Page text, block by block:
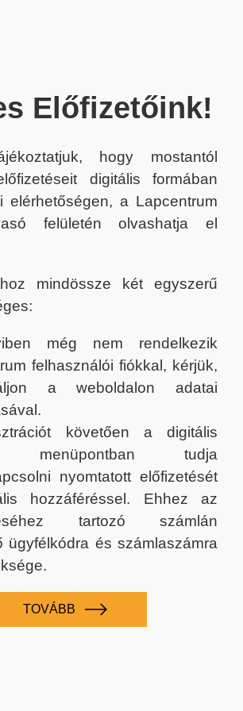
Előfizetőink!
hogy mostantól
digitális formában
elérhetőségen, a Lapcentrum
felületén olvashatja el
mindössze két egyszerű
még nem rendelkezik
felhasználói fiókkal, kérjük,
a weboldalon adatai
követően a digitális
menüpontban tudja
nyomtatott előfizetését
hozzáféréssel. Ehhez az
tartozó számlán
ügyfélkódra és számlaszámra
TOVÁBB